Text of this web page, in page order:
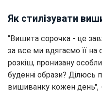
Як стилізувати
"Вишита сорочка - це
за все ми вдягаємо її
розкіш, пронизану
буденні образи? Ділюсь
вишиванку кожен